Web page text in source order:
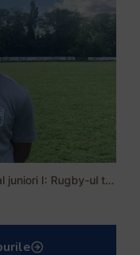
Mohamed Salhi, vicecampion național juniori I: Rugby-ul te învață să accepți și înfrângerile